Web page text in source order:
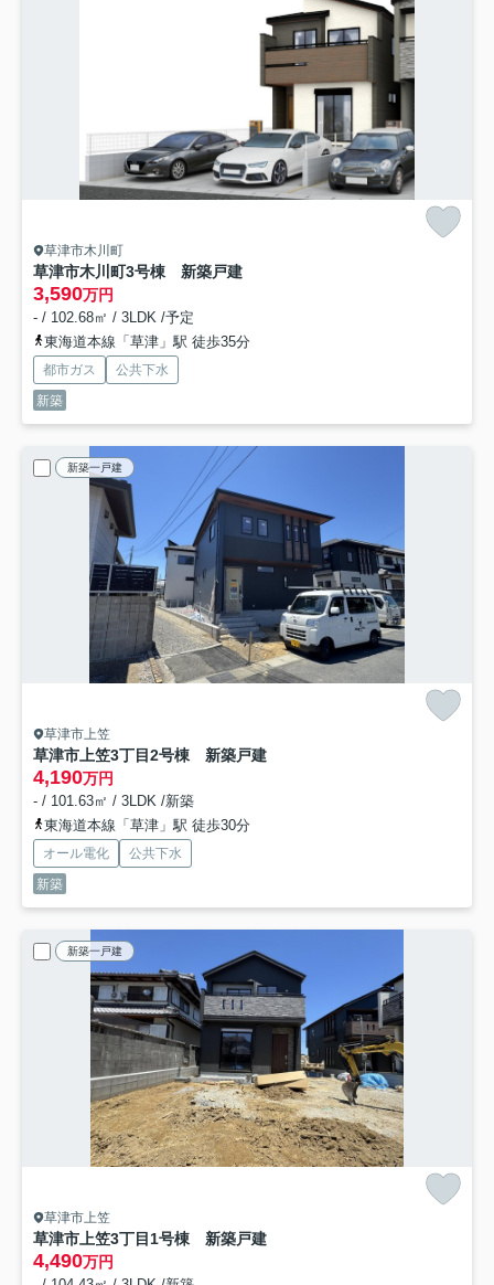
草津市木川町
草津市木川町3号棟 新築戸建
3,590万円
- / 102.68㎡ / 3LDK /予定
東海道本線「草津」駅 徒歩35分
都市ガス
公共下水
新築
新築一戸建
草津市上笠
草津市上笠3丁目2号棟 新築戸建
4,190万円
- / 101.63㎡ / 3LDK /新築
東海道本線「草津」駅 徒歩30分
オール電化
公共下水
新築
新築一戸建
草津市上笠
草津市上笠3丁目1号棟 新築戸建
4,490万円